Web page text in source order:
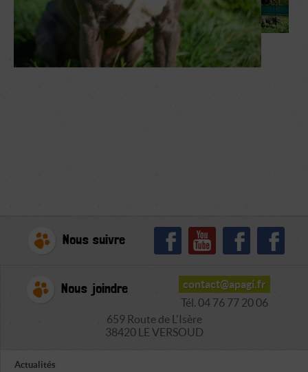
Nous suivre
Nous joindre
contact@apagi.fr
Tél. 04 76 77 20 06
659 Route de L'Isère
38420 LE VERSOUD
Actualités